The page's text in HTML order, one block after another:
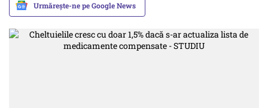
Urmărește-ne pe Google News